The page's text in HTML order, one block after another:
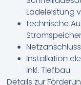
Ladeleistung
technische
Netzanschluss
Installation
inkl. Tiefbau
Details zur